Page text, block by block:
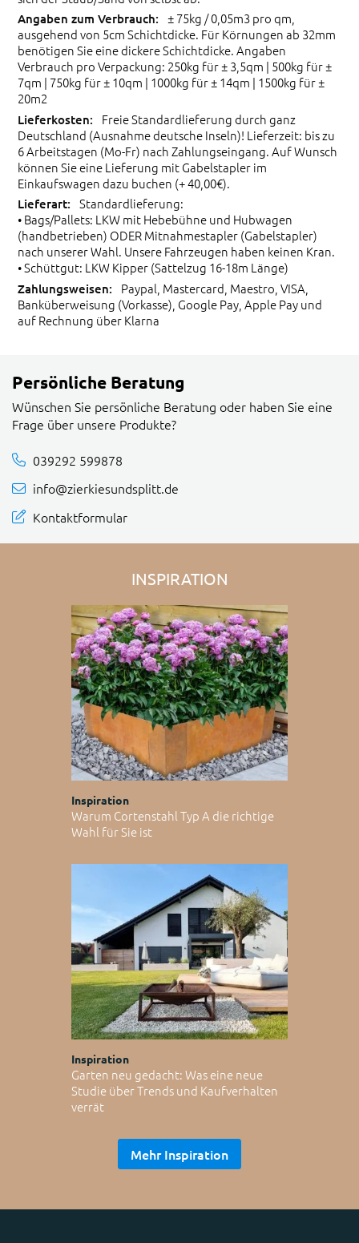
± 75kg / 0,05m3 pro qm,
ausgehend von 5cm Schichtdicke. Für Körnungen ab 32mm
benötigen Sie eine dickere Schichtdicke. Angaben
Verbrauch pro Verpackung: 250kg für ± 3,5qm | 500kg für ±
7qm | 750kg für ± 10qm | 1000kg für ± 14qm | 1500kg für ±
20m2
Freie Standardlieferung durch ganz
Deutschland (Ausnahme deutsche Inseln)! Lieferzeit: bis zu
6 Arbeitstagen (Mo-Fr) nach Zahlungseingang. Auf Wunsch
können Sie eine Lieferung mit Gabelstapler im
Einkaufswagen dazu buchen (+ 40,00€).
Standardlieferung:
• Bags/Pallets: LKW mit Hebebühne und Hubwagen
(handbetrieben) ODER Mitnahmestapler (Gabelstapler)
nach unserer Wahl. Unsere Fahrzeugen haben keinen Kran.
• Schüttgut: LKW Kipper (Sattelzug 16-18m Länge)
Paypal, Mastercard, Maestro, VISA,
Banküberweisung (Vorkasse), Google Pay, Apple Pay und
auf Rechnung über Klarna
Persönliche Beratung
Wünschen Sie persönliche Beratung oder haben Sie eine
Frage über unsere Produkte?
039292 599878
info@zierkiesundsplitt.de
Kontaktformular
INSPIRATION
Inspiration
Warum Cortenstahl Typ A die richtige
Wahl für Sie ist
Inspiration
Garten neu gedacht: Was eine neue
Studie über Trends und Kaufverhalten
verrät
Mehr Inspiration